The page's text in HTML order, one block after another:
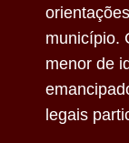
município.
menor de
legais